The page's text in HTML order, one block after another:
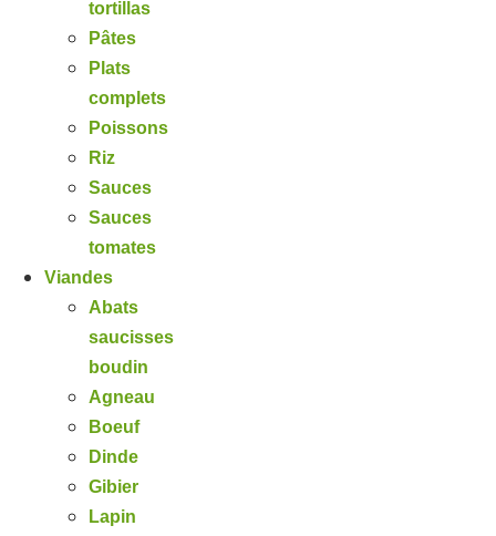
tortillas
Pâtes
Plats
complets
Poissons
Riz
Sauces
Sauces
tomates
Viandes
Abats
saucisses
boudin
Agneau
Boeuf
Dinde
Gibier
Lapin